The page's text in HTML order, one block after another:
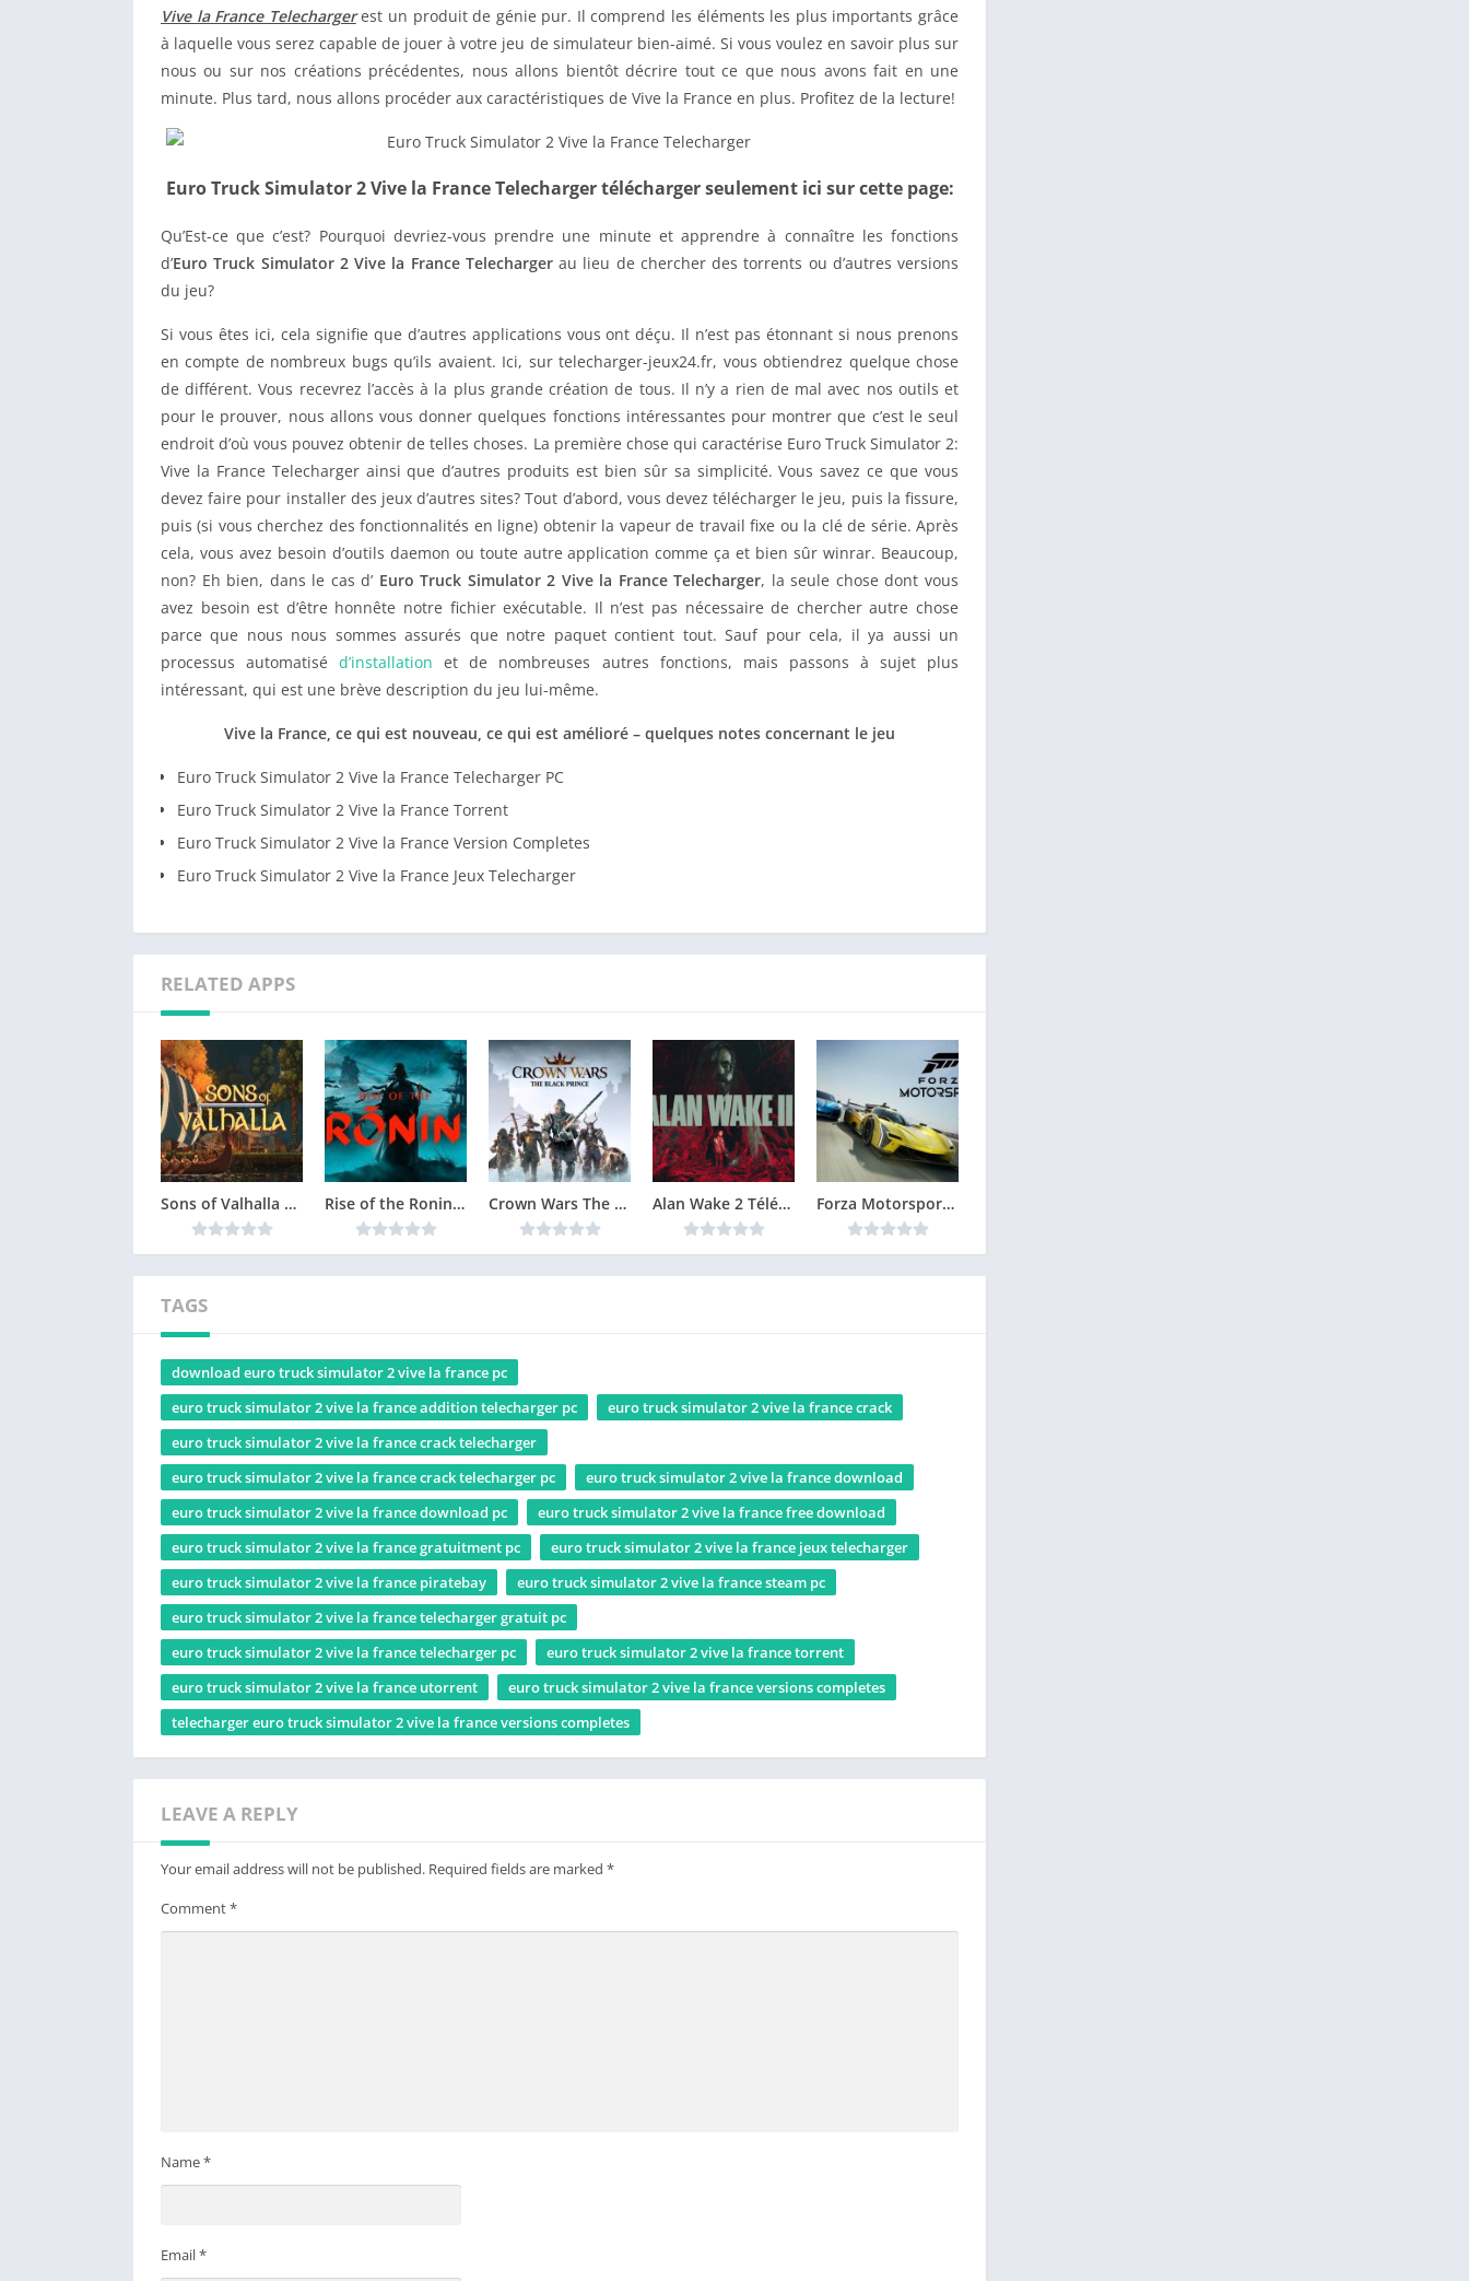
Vive la France Telechargerest un produit de génie pur. Il comprend les éléments les plus importants grâce
à laquelle vous serez capable de jouer à votre jeu de simulateur bien-aimé. Si vous voulez en savoir plus sur
nous ou sur nos créations précédentes, nous allons bientôt décrire tout ce que nous avons fait en une
minute. Plus tard, nous allons procéder aux caractéristiques de Vive la France en plus. Profitez de la lecture!
Euro Truck Simulator 2 Vive la France Telecharger télécharger seulement ici sur cette page:
Qu’Est-ce que c’est? Pourquoi devriez-vous prendre une minute et apprendre à connaître les fonctions
d’Euro Truck Simulator 2 Vive la France Telechargerau lieu de chercher des torrents ou d’autres versions
du jeu?
Si vous êtes ici, cela signifie que d’autres applications vous ont déçu. Il n’est pas étonnant si nous prenons
en compte de nombreux bugs qu’ils avaient. Ici, sur telecharger-jeux24.fr, vous obtiendrez quelque chose
de différent. Vous recevrez l’accès à la plus grande création de tous. Il n’y a rien de mal avec nos outils et
pour le prouver, nous allons vous donner quelques fonctions intéressantes pour montrer que c’est le seul
endroit d’où vous pouvez obtenir de telles choses. La première chose qui caractérise Euro Truck Simulator 2:
Vive la France Telecharger ainsi que d’autres produits est bien sûr sa simplicité. Vous savez ce que vous
devez faire pour installer des jeux d’autres sites? Tout d’abord, vous devez télécharger le jeu, puis la fissure,
puis (si vous cherchez des fonctionnalités en ligne) obtenir la vapeur de travail fixe ou la clé de série. Après
cela, vous avez besoin d’outils daemon ou toute autre application comme ça et bien sûr winrar. Beaucoup,
non? Eh bien, dans le cas d’ Euro Truck Simulator 2 Vive la France Telecharger, la seule chose dont vous
avez besoin est d’être honnête notre fichier exécutable. Il n’est pas nécessaire de chercher autre chose
parce que nous nous sommes assurés que notre paquet contient tout. Sauf pour cela, il ya aussi un
processus automatiséd’installation et de nombreuses autres fonctions, mais passons à sujet plus
intéressant, qui est une brève description du jeu lui-même.
Vive la France, ce qui est nouveau, ce qui est amélioré – quelques notes concernant le jeu
Euro Truck Simulator 2 Vive la France Telecharger PC
Euro Truck Simulator 2 Vive la France Torrent
Euro Truck Simulator 2 Vive la France Version Completes
Euro Truck Simulator 2 Vive la France Jeux Telecharger
RELATED APPS
Sons of Valhalla Version Complète jeu pour PC Rise of the Ronin Version Complète jeu pour PC Crown Wars The Black Prince Version Complète jeu pour PC Alan Wake 2 Télécharger Gratuit Jeu PC Forza Motorsport 8 Télécharger PC Gratuit
TAGS
download euro truck simulator 2 vive la france pc
euro truck simulator 2 vive la france addition telecharger pc
euro truck simulator 2 vive la france crack
euro truck simulator 2 vive la france crack telecharger
euro truck simulator 2 vive la france crack telecharger pc
euro truck simulator 2 vive la france download
euro truck simulator 2 vive la france download pc
euro truck simulator 2 vive la france free download
euro truck simulator 2 vive la france gratuitment pc
euro truck simulator 2 vive la france jeux telecharger
euro truck simulator 2 vive la france piratebay
euro truck simulator 2 vive la france steam pc
euro truck simulator 2 vive la france telecharger gratuit pc
euro truck simulator 2 vive la france telecharger pc
euro truck simulator 2 vive la france torrent
euro truck simulator 2 vive la france utorrent
euro truck simulator 2 vive la france versions completes
telecharger euro truck simulator 2 vive la france versions completes
LEAVE A REPLY
Your email address will not be published. Required fields are marked *
Comment*
Name*
Email*